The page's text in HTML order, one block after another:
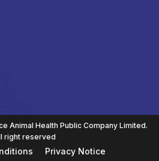
Animal Health Public Company Limited.
right reserved
Privacy Notice